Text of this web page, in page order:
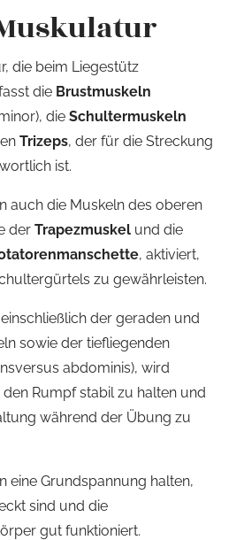
die beim Liegestütz
die Brustmuskeln
die Schultermuskeln
Trizeps, der für die Streckung
ist.
auch die Muskeln des oberen
der Trapezmuskel und die
, aktiviert,
zu gewährleisten.
der geraden und
sowie der tiefliegenden
abdominis), wird
Rumpf stabil zu halten und
während der Übung zu
eine Grundspannung halten,
sind und die
gut funktioniert.